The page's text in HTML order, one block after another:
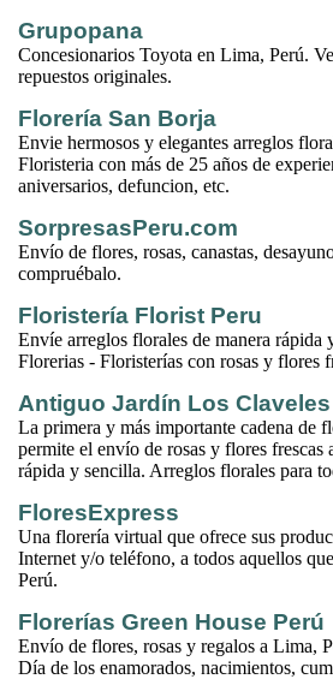
Grupopana
Concesionarios Toyota en Lima, Perú.
repuestos originales.
Florería San Borja
Envie hermosos y elegantes arreglos
Floristeria con más de 25 años de
aniversarios, defuncion, etc.
SorpresasPeru.com
Envío de flores, rosas, canastas,
compruébalo.
Floristería Florist Peru
Envíe arreglos florales de manera rápida
Florerias - Floristerías con rosas y flores
Antiguo Jardín Los Claveles
La primera y más importante cadena de
permite el envío de rosas y flores frescas
rápida y sencilla. Arreglos florales para
FloresExpress
Una florería virtual que ofrece sus
Internet y/o teléfono, a todos aquellos
Perú.
Florerías Green House Perú
Envío de flores, rosas y regalos a Lima,
Día de los enamorados, nacimientos,